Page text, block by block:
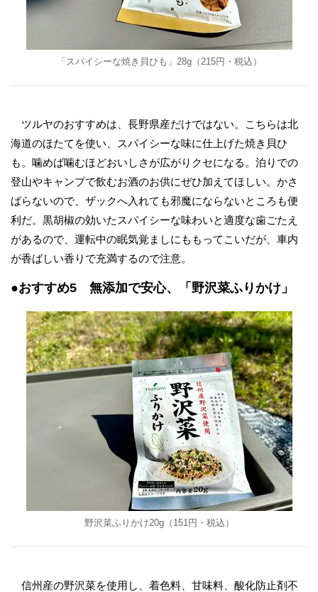
「スパイシーな焼き貝ひも」28g（215円・税込）
ツルヤのおすすめは、長野県産だけではない。こちらは北
海道のほたてを使い、スパイシーな味に仕上げた焼き貝ひ
も。噛めば噛むほどおいしさが広がりクセになる。泊りでの
登山やキャンプで飲むお酒のお供にぜひ加えてほしい。かさ
ばらないので、ザックへ入れても邪魔にならないところも便
利だ。黒胡椒の効いたスパイシーな味わいと適度な歯ごたえ
があるので、運転中の眠気覚ましにももってこいだが、車内
が香ばしい香りで充満するので注意。
●おすすめ5 無添加で安心、「野沢菜ふりかけ」
野沢菜ふりかけ20g（151円・税込）
信州産の野沢菜を使用し、着色料、甘味料、酸化防止剤不